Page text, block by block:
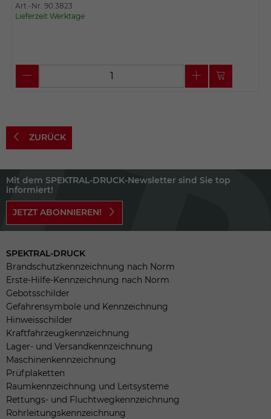
Art.-Nr. 90.3823
Lieferzeit Werktage
ZURÜCK
Mit dem SPEKTRAL-DRUCK-Newsletter sind Sie top
informiert!
JETZT ABONNIEREN!
SPEKTRAL-DRUCK
Brandschutzkennzeichnung nach Norm
Erste-Hilfe-Kennzeichnung nach Norm
Gebotsschilder
Gefahrensymbole und Kennzeichnung
Hinweisschilder
Kraftfahrzeugkennzeichnung
Lager- und Versandkennzeichnung
Maschinenkennzeichnung
Prüfplaketten
Raumkennzeichnung und Leitsysteme
Rettungs- und Fluchtwegkennzeichnung
Rohrleitungskennzeichnung